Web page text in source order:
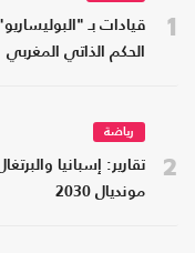
1
قيادات بـ
الحكم الذاتي المغربي
2
رياضة
تقارير: إسبانيا
مونديال 2030